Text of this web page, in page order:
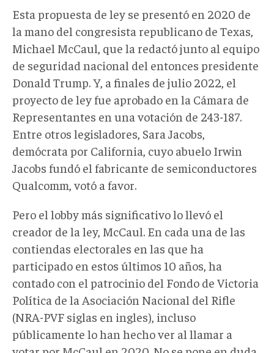
Esta propuesta de ley se presentó en 2020 de
la mano del congresista republicano de Texas,
Michael McCaul, que la redactó junto al equipo
de seguridad nacional del entonces presidente
Donald Trump. Y, a finales de julio 2022, el
proyecto de ley fue aprobado en la Cámara de
Representantes en una votación de 243-187.
Entre otros legisladores, Sara Jacobs,
demócrata por California, cuyo abuelo Irwin
Jacobs fundó el fabricante de semiconductores
Qualcomm, votó a favor.
Pero el lobby más significativo lo llevó el
creador de la ley, McCaul. En cada una de las
contiendas electorales en las que ha
participado en estos últimos 10 años, ha
contado con el patrocinio del Fondo de Victoria
Política de la Asociación Nacional del Rifle
(NRA-PVF siglas en ingles), incluso
públicamente lo han hecho ver al llamar a